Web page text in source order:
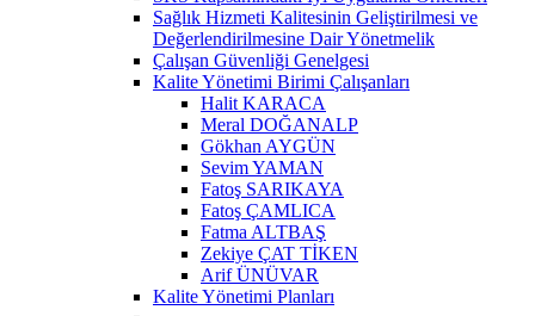
Sağlık Hizmeti Kalitesinin Geliştirilmesi ve
Değerlendirilmesine Dair Yönetmelik
Çalışan Güvenliği Genelgesi
Kalite Yönetimi Birimi Çalışanları
Halit KARACA
Meral DOĞANALP
Gökhan AYGÜN
Sevim YAMAN
Fatoş SARIKAYA
Fatoş ÇAMLICA
Fatma ALTBAŞ
Zekiye ÇAT TİKEN
Arif ÜNÜVAR
Kalite Yönetimi Planları